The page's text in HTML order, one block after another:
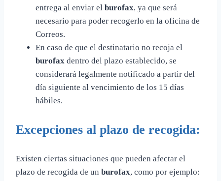
entrega al enviar el burofax, ya que será
necesario para poder recogerlo en la oficina de
Correos.
En caso de que el destinatario no recoja el
burofax dentro del plazo establecido, se
considerará legalmente notificado a partir del
día siguiente al vencimiento de los 15 días
hábiles.
Excepciones al plazo de recogida:
Existen ciertas situaciones que pueden afectar el
plazo de recogida de un burofax, como por ejemplo: